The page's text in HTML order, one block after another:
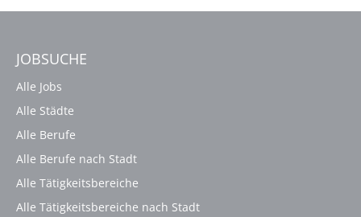
JOBSUCHE
Alle Jobs
Alle Städte
Alle Berufe
Alle Berufe nach Stadt
Alle Tätigkeitsbereiche
Alle Tätigkeitsbereiche nach Stadt